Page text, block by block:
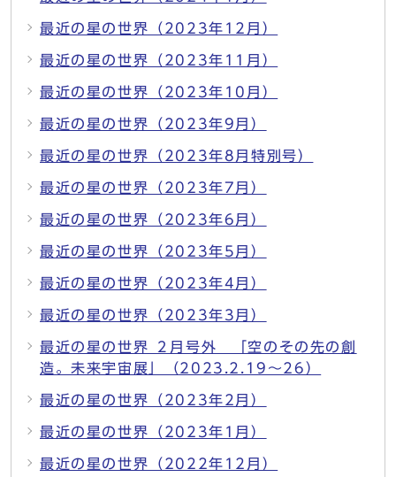
最近の星の世界（2023年12月）
最近の星の世界（2023年11月）
最近の星の世界（2023年10月）
最近の星の世界（2023年9月）
最近の星の世界（2023年8月特別号）
最近の星の世界（2023年7月）
最近の星の世界（2023年6月）
最近の星の世界（2023年5月）
最近の星の世界（2023年4月）
最近の星の世界（2023年3月）
最近の星の世界 ２月号外 「空のその先の創
造。未来宇宙展」（2023.2.19～26）
最近の星の世界（2023年2月）
最近の星の世界（2023年1月）
最近の星の世界（2022年12月）